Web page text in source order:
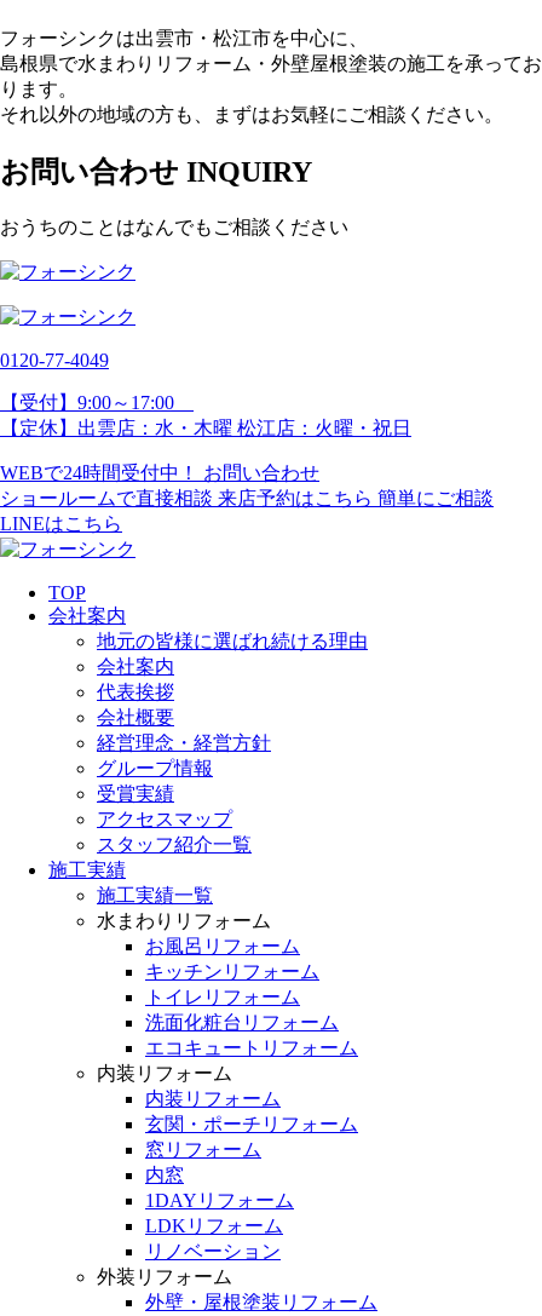
フォーシンクは出雲市・松江市を中心に、
島根県で水まわりリフォーム・外壁屋根塗装の施工を承ってお
ります。
それ以外の地域の方も、まずはお気軽にご相談ください。
お問い合わせ INQUIRY
おうちのことはなんでもご相談ください
0120-77-4049
【受付】9:00～17:00
【定休】出雲店：水・木曜 松江店：火曜・祝日
WEBで24時間受付中！
お問い合わせ
ショールームで直接相談 来店予約はこちら 簡単にご相談
LINEはこちら
TOP
会社案内
地元の皆様に選ばれ続ける理由
会社案内
代表挨拶
会社概要
経営理念・経営方針
グループ情報
受賞実績
アクセスマップ
スタッフ紹介一覧
施工実績
施工実績一覧
水まわりリフォーム
お風呂リフォーム
キッチンリフォーム
トイレリフォーム
洗面化粧台リフォーム
エコキュートリフォーム
内装リフォーム
内装リフォーム
玄関・ポーチリフォーム
窓リフォーム
内窓
1DAYリフォーム
LDKリフォーム
リノベーション
外装リフォーム
外壁・屋根塗装リフォーム